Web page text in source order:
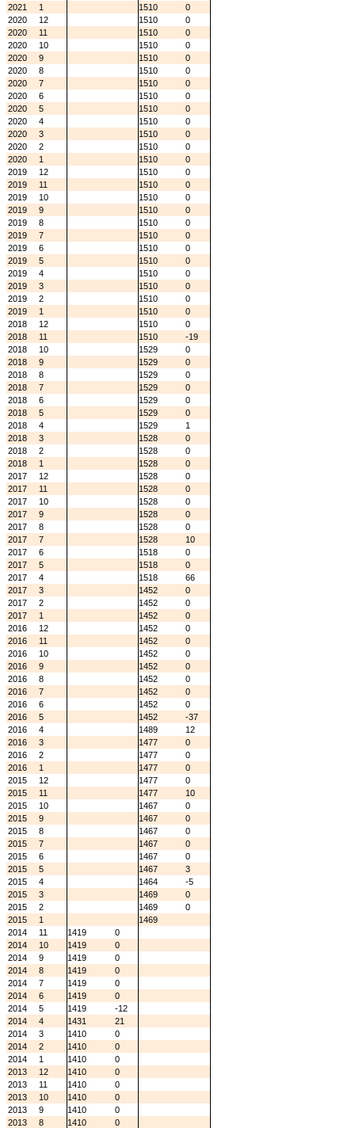
2021
1 1510
0
2020
12 1510
0
2020
11 1510
0
2020
10 1510
0
2020
9 1510
0
2020
8 1510
0
2020
7 1510
0
2020
6 1510
0
2020
5 1510
0
2020
4 1510
0
2020
3 1510
0
2020
2 1510
0
2020
1 1510
0
2019
12 1510
0
2019
11 1510
0
2019
10 1510
0
2019
9 1510
0
2019
8 1510
0
2019
7 1510
0
2019
6 1510
0
2019
5 1510
0
2019
4 1510
0
2019
3 1510
0
2019
2 1510
0
2019
1 1510
0
2018
12 1510
0
2018
11 1510
-19
2018
10 1529
0
2018
9 1529
0
2018
8 1529
0
2018
7 1529
0
2018
6 1529
0
2018
5 1529
0
2018
4 1529
1
2018
3 1528
0
2018
2 1528
0
2018
1 1528
0
2017
12 1528
0
2017
11 1528
0
2017
10 1528
0
2017
9 1528
0
2017
8 1528
0
2017
7 1528
10
2017
6 1518
0
2017
5 1518
0
2017
4 1518
66
2017
3 1452
0
2017
2 1452
0
2017
1 1452
0
2016
12 1452
0
2016
11 1452
0
2016
10 1452
0
2016
9 1452
0
2016
8 1452
0
2016
7 1452
0
2016
6 1452
0
2016
5 1452
-37
2016
4 1489
12
2016
3 1477
0
2016
2 1477
0
2016
1 1477
0
2015
12 1477
0
2015
11 1477
10
2015
10 1467
0
2015
9 1467
0
2015
8 1467
0
2015
7 1467
0
2015
6 1467
0
2015
5 1467
3
2015
4 1464
-5
2015
3 1469
0
2015
2 1469
0
2015
1
1469
2014
11 1419
0
2014
10 1419
0
2014
9 1419
0
2014
8 1419
0
2014
7 1419
0
2014
6 1419
0
2014
5 1419
-12
2014
4 1431
21
2014
3 1410
0
2014
2 1410
0
2014
1 1410
0
2013
12 1410
0
2013
11 1410
0
2013
10 1410
0
2013
9 1410
0
2013
8 1410
0